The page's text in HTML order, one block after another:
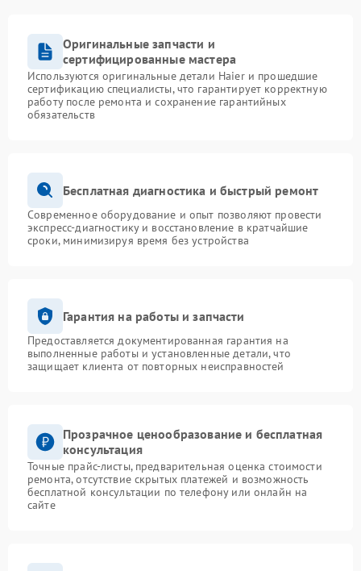
Оригинальные запчасти и
сертифицированные мастера
Используются оригинальные детали Haier и прошедшие
сертификацию специалисты, что гарантирует корректную
работу после ремонта и сохранение гарантийных
обязательств
Бесплатная диагностика и быстрый ремонт
Современное оборудование и опыт позволяют провести
экспресс-диагностику и восстановление в кратчайшие
сроки, минимизируя время без устройства
Гарантия на работы и запчасти
Предоставляется документированная гарантия на
выполненные работы и установленные детали, что
защищает клиента от повторных неисправностей
Прозрачное ценообразование и бесплатная
консультация
Точные прайс-листы, предварительная оценка стоимости
ремонта, отсутствие скрытых платежей и возможность
бесплатной консультации по телефону или онлайн на
сайте